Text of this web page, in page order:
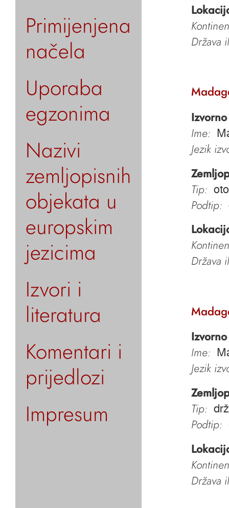
Primijenjena
načela
Uporaba
egzonima
Nazivi
zemljopisnih
objekata u
europskim
jezicima
Izvori i
literatura
Komentari i
prijedlozi
Impresum
Država
Ime:
Jezik
Tip:
Podtip:
Država
Ime:
Jezik
Tip:
Podtip:
Država